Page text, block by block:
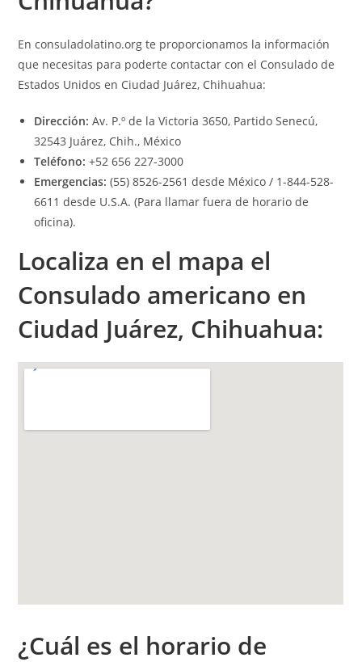
Enconsuladolatino.org te proporcionamos la información
que necesitas para poderte contactar con el Consulado de
Estados Unidos en Ciudad Juárez, Chihuahua:
Dirección: Av. P.º de la Victoria 3650, Partido Senecú,
32543 Juárez, Chih., México
Teléfono: +52 656 227-3000
Emergencias: (55) 8526-2561 desde México / 1-844-528-
6611 desde U.S.A. (Para llamar fuera de horario de
oficina).
Localiza en el mapa el
Consulado americano en
Ciudad Juárez, Chihuahua:
¿Cuál es el horario de